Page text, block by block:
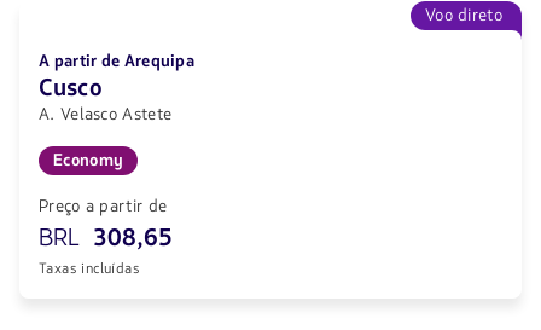
Voo direto
A partir de Arequipa
Cusco
A. Velasco Astete
Economy
Preço a partir de
BRL 308,65
Taxas incluídas